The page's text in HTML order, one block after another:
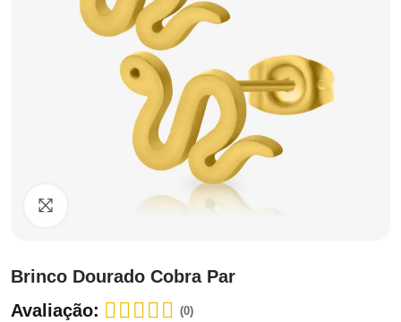
Clique para ampliar
Brinco Dourado Cobra Par
Avaliação:
(0)